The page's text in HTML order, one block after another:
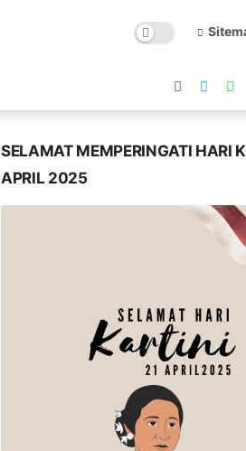
SELAMAT MEMPERINGATI HARI
APRIL 2025